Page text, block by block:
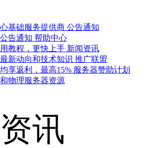
基础服务提供商 公告通知
告通知 帮助中心
教程，更快上手 新闻资讯
新动向和技术知识 推广联盟
享返利，最高15% 服务器赞助计划
物理服务器资源
讯